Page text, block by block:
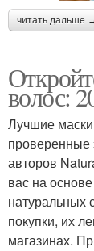
читать дальше
волос:
Лучшие
авторов
вас на
натуральных
покупки, их
магазинах.